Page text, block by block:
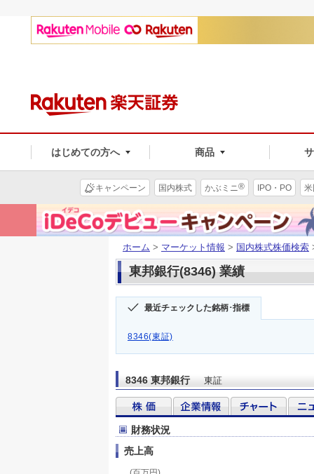
はじめての方へ 商品
キャンペーン 国内株式 かぶミニ® IPO・PO
ホーム > マーケット情報 > 国内株式株価検索
東邦銀行(8346) 業績
最近チェックした銘柄･指標
8346(東証)
8346 東邦銀行 東証